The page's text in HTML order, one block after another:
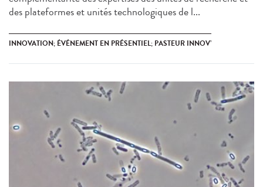
des plateformes et unités technologiques de l...
INNOVATION; ÉVÉNEMENT EN PRÉSENTIEL; PASTEUR INNOV’